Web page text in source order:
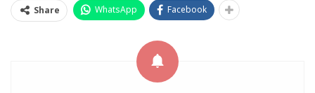
Share WhatsApp Facebook